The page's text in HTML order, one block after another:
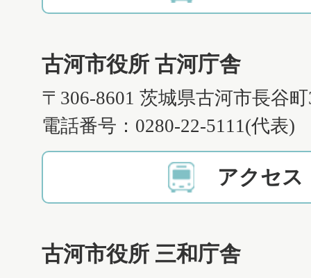
古河市役所 古河庁舎
〒306-8601 茨城県古河市長谷
電話番号：0280-22-5111(代表)
アクセス
古河市役所 三和庁舎